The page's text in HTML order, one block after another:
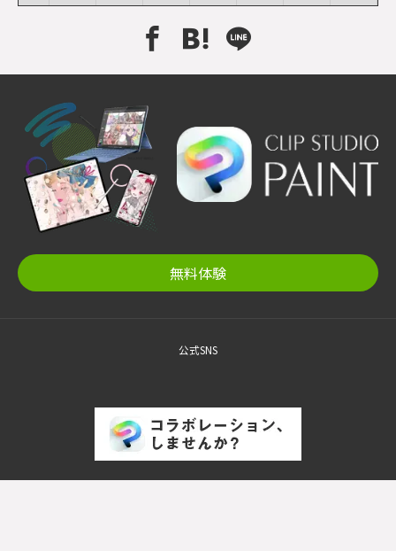
無料体験
公式SNS